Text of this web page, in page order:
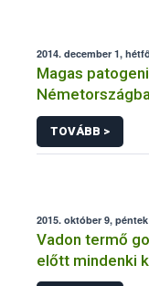
2014. december 1,
Magas
TOVÁBB >
2015. október 9, péntek
Vadon termő
előtt mindenki